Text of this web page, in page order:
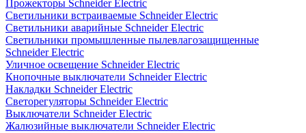
Прожекторы Schneider Electric
Светильники встраиваемые Schneider Electric
Светильники аварийные Schneider Electric
Светильники промышленные пылевлагозащищенные
Schneider Electric
Уличное освещение Schneider Electric
Кнопочные выключатели Schneider Electric
Накладки Schneider Electric
Светорегуляторы Schneider Electric
Выключатели Schneider Electric
Жалюзийные выключатели Schneider Electric